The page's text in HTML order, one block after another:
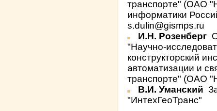
транспорте" (ОАО
информатики
s.dulin@gismps.ru
И.Н. Розенберг
"Научно-
конструкторский
автоматизации и
транспорте" (ОАО
В.И. Уманский
"ИнтехГеоТранс"